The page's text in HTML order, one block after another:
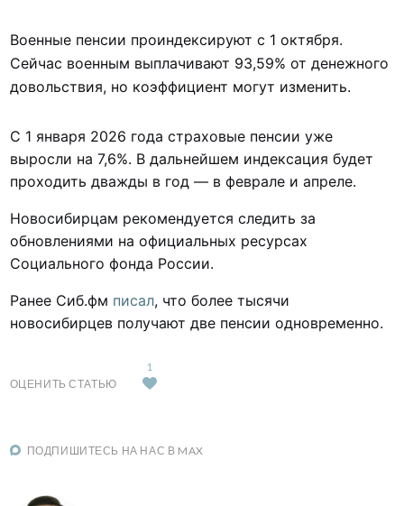
Военные пенсии проиндексируют с 1 октября.
Сейчас военным выплачивают 93,59% от денежного
довольствия, но коэффициент могут изменить.
С 1 января 2026 года страховые пенсии уже
выросли на 7,6%. В дальнейшем индексация будет
проходить дважды в год — в феврале и апреле.
Новосибирцам рекомендуется следить за
обновлениями на официальных ресурсах
Социального фонда России.
Ранее Сиб.фм писал, что более тысячи
новосибирцев получают две пенсии одновременно.
ОЦЕНИТЬ СТАТЬЮ
1
ПОДПИШИТЕСЬ НА НАС В MAX